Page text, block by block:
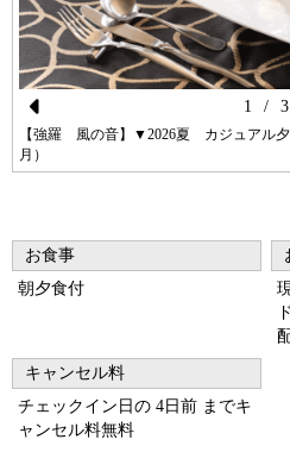
Pr
ev
us
【強羅 風の音】▼2026夏 カジュアル夕
月）
1 / 3
お食事
朝夕食付
キャンセル料
チェックイン日の 4日前 までキ
ャンセル料無料